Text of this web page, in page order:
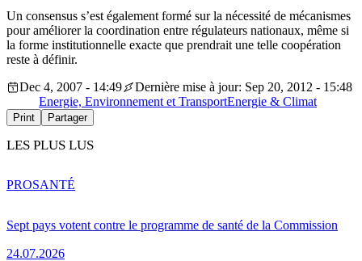
Un consensus s’est également formé sur la nécessité de mécanismes
pour améliorer la coordination entre régulateurs nationaux, même si
la forme institutionnelle exacte que prendrait une telle coopération
reste à définir.
Dec 4, 2007 - 14:49
Dernière mise à jour: Sep 20, 2012 - 15:48
Energie, Environnement et TransportEnergie & Climat
Print Partager
LES PLUS LUS
Sept pays votent contre le programme de santé de la Commission
24.07.2026
PROSANTÉ